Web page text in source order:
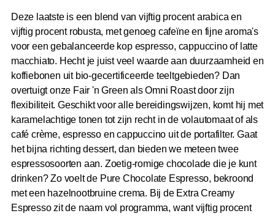
Deze laatste is een blend van vijftig procent arabica en
vijftig procent robusta, met genoeg cafeïne en fijne aroma's
voor een gebalanceerde kop espresso, cappuccino of latte
macchiato. Hecht je juist veel waarde aan duurzaamheid en
koffiebonen uit bio-gecertificeerde teeltgebieden? Dan
overtuigt onze Fair 'n Green als Omni Roast door zijn
flexibiliteit. Geschikt voor alle bereidingswijzen, komt hij met
karamelachtige tonen tot zijn recht in de volautomaat of als
café crème, espresso en cappuccino uit de portafilter. Gaat
het bijna richting dessert, dan bieden we meteen twee
espressosoorten aan. Zoetig-romige chocolade die je kunt
drinken? Zo voelt de Pure Chocolate Espresso, bekroond
met een hazelnootbruine crema. Bij de Extra Creamy
Espresso zit de naam vol programma, want vijftig procent